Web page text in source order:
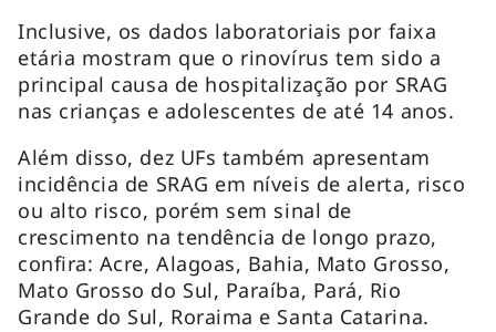
Inclusive, os dados laboratoriais por faixa
etária mostram que o rinovírus tem sido a
principal causa de hospitalização por SRAG
nas crianças e adolescentes de até 14 anos.
Além disso, dez UFs também apresentam
incidência de SRAG em níveis de alerta, risco
ou alto risco, porém sem sinal de
crescimento na tendência de longo prazo,
confira: Acre, Alagoas, Bahia, Mato Grosso,
Mato Grosso do Sul, Paraíba, Pará, Rio
Grande do Sul, Roraima e Santa Catarina.